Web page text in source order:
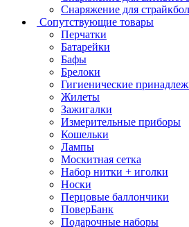
Снаряжение для
Сопутствующие товары
Перчатки
Батарейки
Бафы
Брелоки
Гигиенические
Жилеты
Зажигалки
Измерительные приборы
Кошельки
Лампы
Москитная сетка
Набор нитки + иголки
Носки
Перцовые баллончики
ПоверБанк
Подарочные наборы